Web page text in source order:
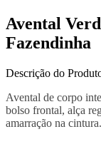
Avental
Fazendinha
Descrição do
Avental de corpo
bolso frontal, alça
amarração na cintura.